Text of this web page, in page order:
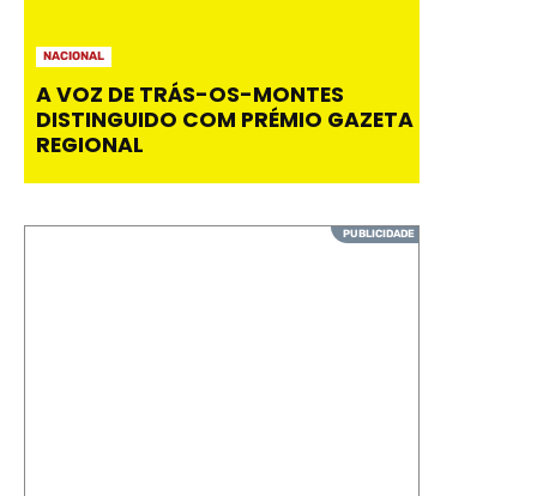
NACIONAL
A VOZ DE TRÁS-OS-MONTES
DISTINGUIDO COM PRÉMIO GAZETA
REGIONAL